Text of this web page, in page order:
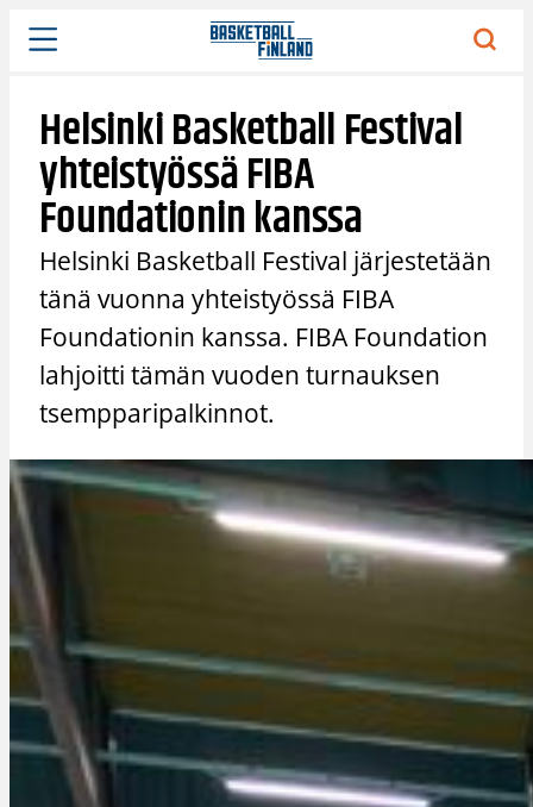
Siirry
sisältöön
Helsinki Basketball Festival
yhteistyössä FIBA
Foundationin kanssa
Helsinki Basketball Festival järjestetään
tänä vuonna yhteistyössä FIBA
Foundationin kanssa. FIBA Foundation
lahjoitti tämän vuoden turnauksen
tsempparipalkinnot.